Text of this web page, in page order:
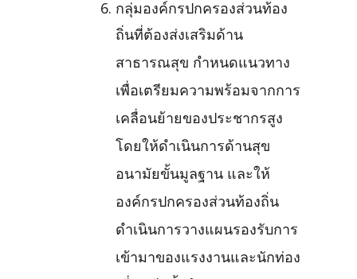
กลุ่มองค์กรปกครองส่วนท้อง
ถิ่นที่ต้องส่งเสริมด้าน
สาธารณสุข กำหนดแนวทาง
เพื่อเตรียมความพร้อมจากการ
เคลื่อนย้ายของประชากรสูง
โดยให้ดำเนินการด้านสุข
อนามัยขั้นมูลฐาน และให้
องค์กรปกครองส่วนท้องถิ่น
ดำเนินการวางแผนรองรับการ
เข้ามาของแรงงานและนักท่อง